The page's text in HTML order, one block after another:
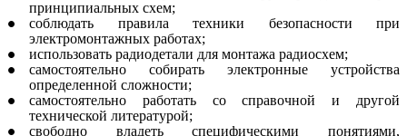
принципиальных схем;
соблюдать правила техники безопасности при
электромонтажных работах;
использовать радиодетали для монтажа радиосхем;
самостоятельно собирать электронные устройства
определенной сложности;
самостоятельно работать со справочной и другой
технической литературой;
свободно владеть специфическими понятиями,